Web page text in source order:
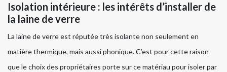
Isolation intérieure : les intérêts d’installer de
la laine de verre
La laine de verre est réputée très isolante non seulement en
matière thermique, mais aussi phonique. C’est pour cette raison
que le choix des propriétaires porte sur ce matériau pour isoler par